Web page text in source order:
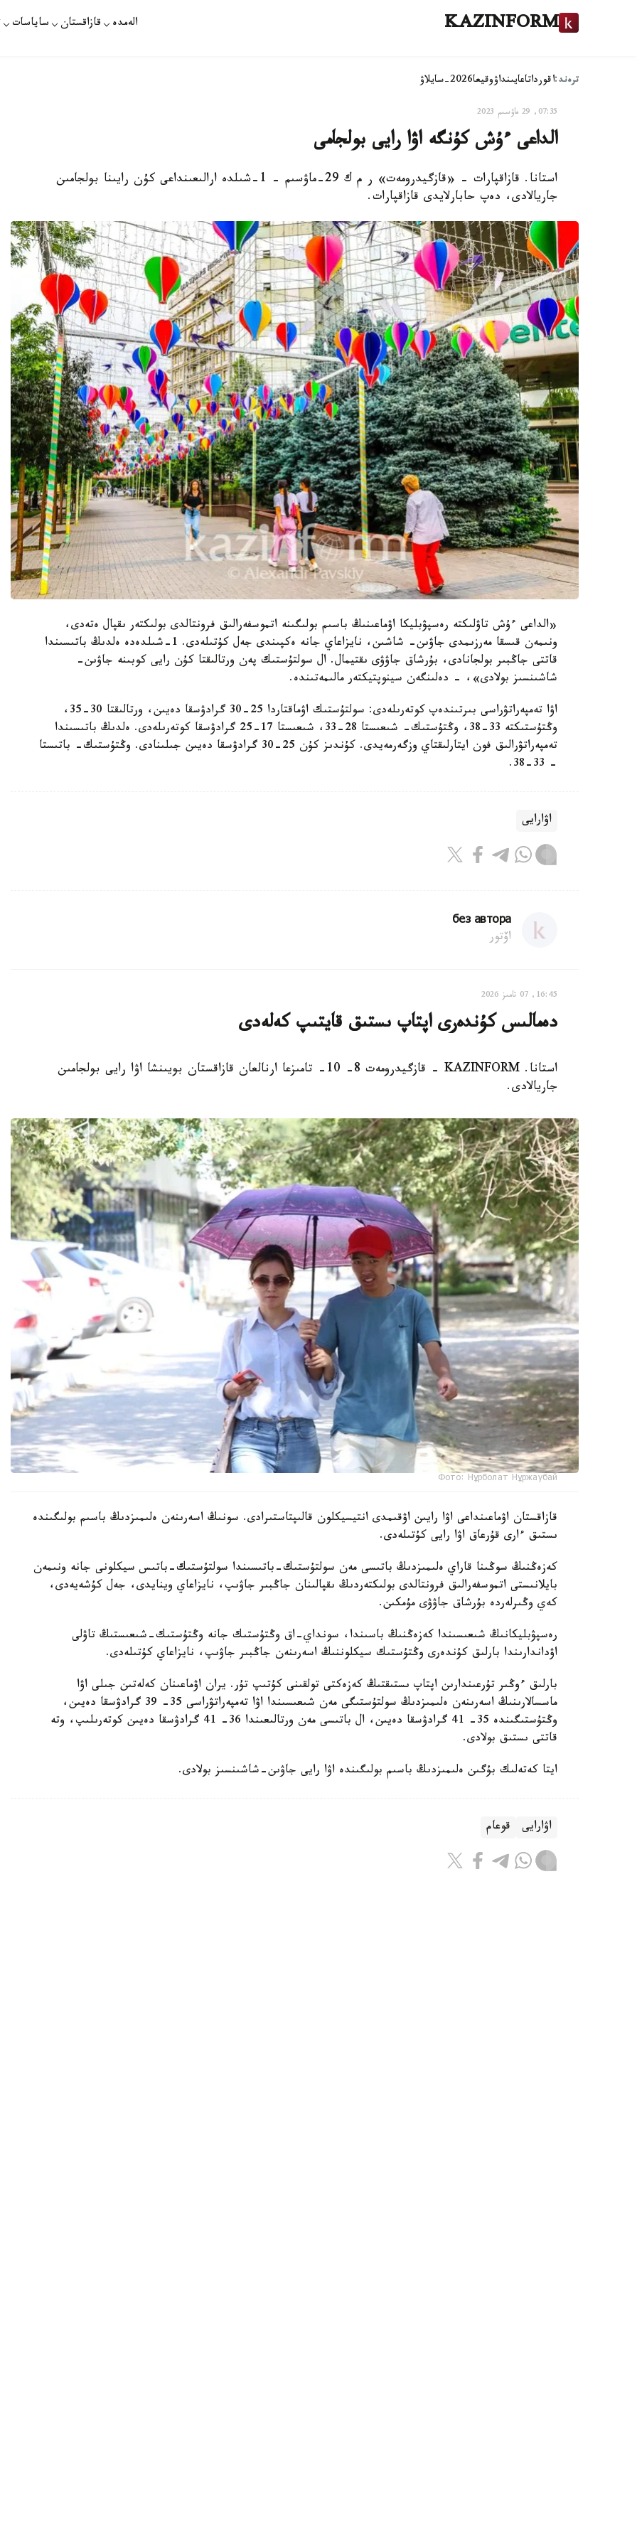
KAZINFORM الەمدە قازاقستان ساياسات
ترەند:اقورداتاعايىنداۋوقيعا2026-سايلاۋ
07:35, 29 ماۋسىم 2023
الداعى ءۇش كۇنگە اۋا رايى بولجامى
استانا. قازاقپارات - «قازگيدرومەت» ر م ك 29-ماۋسىم - 1-شىلدە ارالىعىنداعى كۇن رايىنا بولجامىن
جاريالادى، دەپ حابارلايدى قازاقپارات.
«الداعى ءۇش تاۋلىكتە رەسپۋبليكا اۋماعىنىڭ باسىم بولىگىنە اتموسفەرالىق فرونتالدى بولىكتەر ىقپال ەتەدى،
ونىمەن قىسقا مەرزىمدى جاۋىن- شاشىن، نايزاعاي جانە ەكپىندى جەل كۇتىلەدى. 1-شىلدەدە ەلدىڭ باتىسىندا
قاتتى جاڭبىر بولجانادى، بۇرشاق جاۋۋى ىقتيمال. ال سولتۇستىك پەن ورتالىقتا كۇن رايى كوبىنە جاۋىن-
شاشىنسىز بولادى»، - دەلىنگەن سينوپتيكتەر مالىمەتىندە.
اۋا تەمپەراتۋراسى بىرتىندەپ كوتەرىلەدى: سولتۇستىك اۋماقتاردا 25-30 گرادۋسقا دەيىن، ورتالىقتا 30-35،
وڭتۇستىكتە 33-38، وڭتۇستىك- شىعىستا 28-33، شىعىستا 17-25 گرادۋسقا كوتەرىلەدى. ەلدىڭ باتىسىندا
تەمپەراتۋرالىق فون ايتارلىقتاي وزگەرمەيدى. كۇندىز كۇن 25-30 گرادۋسقا دەيىن جىلىنادى. وڭتۇستىك- باتىستا
- 33-38.
اۋارايى
без автора
اۆتور
16:45, 07 تامىز 2026
دەمالىس كۇندەرى اپتاپ ىستىق قايتىپ كەلەدى
استانا. KAZINFORM - قازگيدرومەت 8- 10- تامىزعا ارنالعان قازاقستان بويىنشا اۋا رايى بولجامىن
جاريالادى.
Фото: Нұрболат Нұржаубай
قازاقستان اۋماعىنداعى اۋا رايىن اۋقىمدى انتيسيكلون قالىپتاستىرادى. سونىڭ اسەرىنەن ەلىمىزدىڭ باسىم بولىگىندە
ىستىق ءارى قۇرعاق اۋا رايى كۇتىلەدى.
كەزەڭنىڭ سوڭىنا قاراي ەلىمىزدىڭ باتىسى مەن سولتۇستىك-باتىسىندا سولتۇستىك-باتىس سيكلونى جانە ونىمەن
بايلانىستى اتموسفەرالىق فرونتالدى بولىكتەردىڭ ىقپالىنان جاڭبىر جاۋىپ، نايزاعاي وينايدى، جەل كۇشەيەدى،
كەي وڭىرلەردە بۇرشاق جاۋۋى مۇمكىن.
رەسپۋبليكانىڭ شىعىسىندا كەزەڭنىڭ باسىندا، سونداي-اق وڭتۇستىك جانە وڭتۇستىك-شىعىستىڭ تاۋلى
اۋداندارىندا بارلىق كۇندەرى وڭتۇستىك سيكلوننىڭ اسەرىنەن جاڭبىر جاۋىپ، نايزاعاي كۇتىلەدى.
بارلىق ءوڭىر تۇرعىندارىن اپتاپ ىستىقتىڭ كەزەكتى تولقىنى كۇتىپ تۇر. يران اۋماعىنان كەلەتىن جىلى اۋا
ماسسالارىنىڭ اسەرىنەن ەلىمىزدىڭ سولتۇستىگى مەن شىعىسىندا اۋا تەمپەراتۋراسى 35- 39 گرادۋسقا دەيىن،
وڭتۇستىگىندە 35- 41 گرادۋسقا دەيىن، ال باتىسى مەن ورتالىعىندا 36- 41 گرادۋسقا دەيىن كوتەرىلىپ، وتە
قاتتى ىستىق بولادى.
ايتا كەتەلىك بۇگىن ەلىمىزدىڭ باسىم بولىگىندە اۋا رايى جاۋىن-شاشىنسىز بولادى.
اۋارايى قوعام